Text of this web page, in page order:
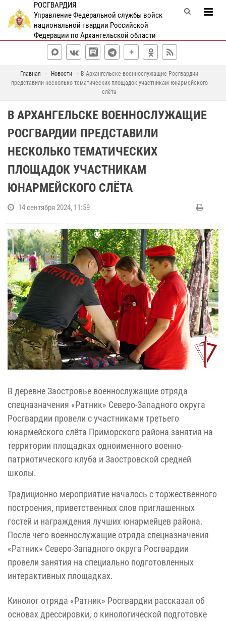
РОСГВАРДИЯ
Управление Федеральной службы войск
национальной гвардии Российской
Федерации по Архангельской области
Главная Новости
В Архангельске военнослужащие Росгвардии
представили несколько тематических площадок участникам юнармейского
слёта
В АРХАНГЕЛЬСКЕ ВОЕННОСЛУЖАЩИЕ
РОСГВАРДИИ ПРЕДСТАВИЛИ
НЕСКОЛЬКО ТЕМАТИЧЕСКИХ
ПЛОЩАДОК УЧАСТНИКАМ
ЮНАРМЕЙСКОГО СЛЁТА
14 сентября 2024, 11:59
В деревне Заостровье военнослужащие отряда
спецназначения «Ратник» Северо-Западного округа
Росгвардии провели с участниками третьего
юнармейского слёта Приморского района занятия на
территории площадках одноименного военно-
патриотического клуба и Заостровской средней
школы.
Традиционно мероприятие началось с торжественного
построения, приветственных слов приглашенных
гостей и награждения лучших юнармейцев района.
После чего военнослужащие отряда спецназначения
«Ратник» Северо-Западного округа Росгвардии
провели занятия на специально подготовленных
интерактивных площадках.
Кинолог отряда «Ратник» Росгвардии рассказал об
основах дрессировки, о кинологической подготовке